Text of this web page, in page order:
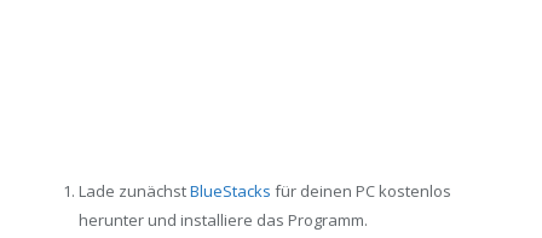
Lade zunächstBlueStacks für deinen PC kostenlos
herunter und installiere das Programm.